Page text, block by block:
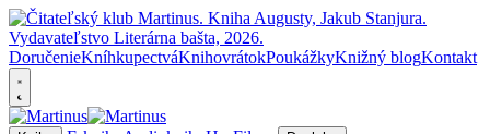
DoručenieKníhkupectváKnihovrátokPoukážkyKnižný blogKontakt